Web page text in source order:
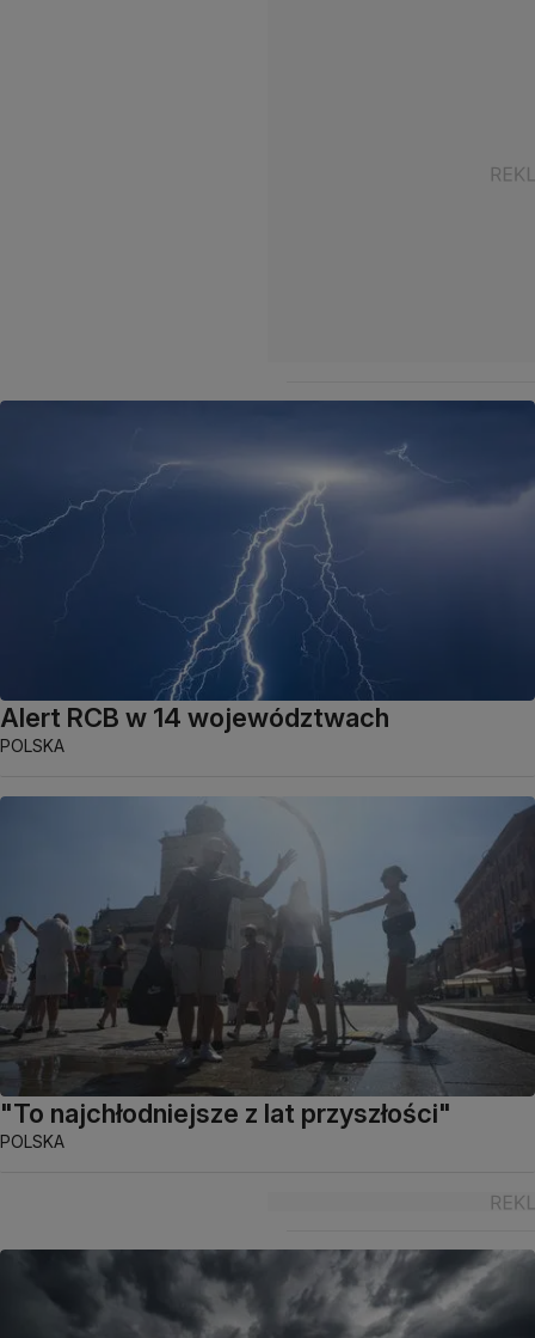
Alert RCB w 14 województwach
POLSKA
"To najchłodniejsze z lat przyszłości"
POLSKA